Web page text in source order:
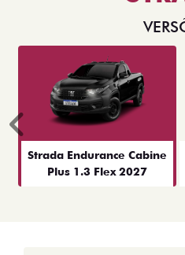
Strada Endurance Cabine
Plus 1.3 Flex 2027
Anterior